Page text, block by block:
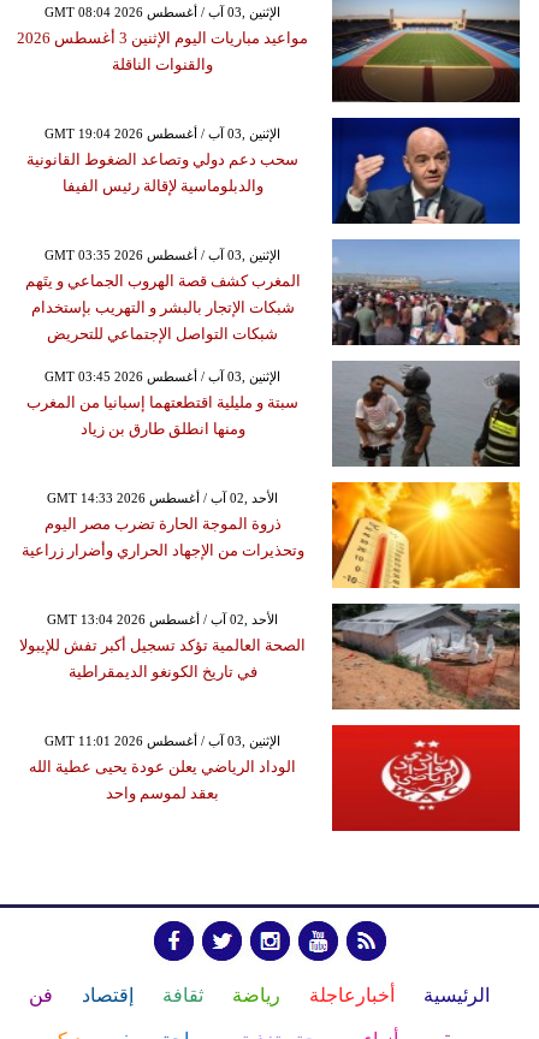
GMT 08:04 2026 الإثنين ,03 آب / أغسطس
مواعيد مباريات اليوم الإثنين 3 أغسطس 2026
والقنوات الناقلة
GMT 19:04 2026 الإثنين ,03 آب / أغسطس
سحب دعم دولي وتصاعد الضغوط القانونية
والدبلوماسية لإقالة رئيس الفيفا
GMT 03:35 2026 الإثنين ,03 آب / أغسطس
المغرب كشف قصة الهروب الجماعي و يتَهم
شبكات الإتجار بالبشر و التهريب بإستخدام
شبكات التواصل الإجتماعي للتحريض
GMT 03:45 2026 الإثنين ,03 آب / أغسطس
سبتة و مليلية اقتطعتهما إسبانيا من المغرب
ومنها انطلق طارق بن زياد
GMT 14:33 2026 الأحد ,02 آب / أغسطس
ذروة الموجة الحارة تضرب مصر اليوم
وتحذيرات من الإجهاد الحراري وأضرار زراعية
GMT 13:04 2026 الأحد ,02 آب / أغسطس
الصحة العالمية تؤكد تسجيل أكبر تفش للإيبولا
في تاريخ الكونغو الديمقراطية
GMT 11:01 2026 الإثنين ,03 آب / أغسطس
الوداد الرياضي يعلن عودة يحيى عطية الله
بعقد لموسم واحد
الرئيسية أخبارعاجلة رياضة ثقافة إقتصاد فن